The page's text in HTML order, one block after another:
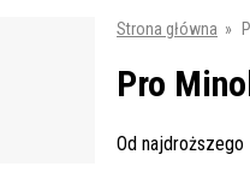
Strona główna »
Pro
Od najdroższego